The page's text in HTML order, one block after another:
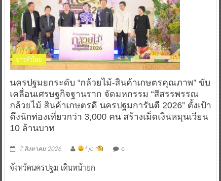
ข่าวทั่วไทย
นครปฐมยกระดับ “กล้วยไม้-สินค้าเกษตรคุณภาพ” ขับ
เคลื่อนเศรษฐกิจฐานราก จัดมหกรรม “สีสรรพรรณ
กล้วยไม้ สินค้าเกษตรดี นครปฐมการันตี 2026” ตั้งเป้า
ดึงนักท่องเที่ยวกว่า 3,000 คน สร้างเม็ดเงินหมุนเวียน
10 ล้านบาท
7 สิงหาคม 2026 ^ jo ^ 0
จังหวัดนครปฐม เดินหน้ายก